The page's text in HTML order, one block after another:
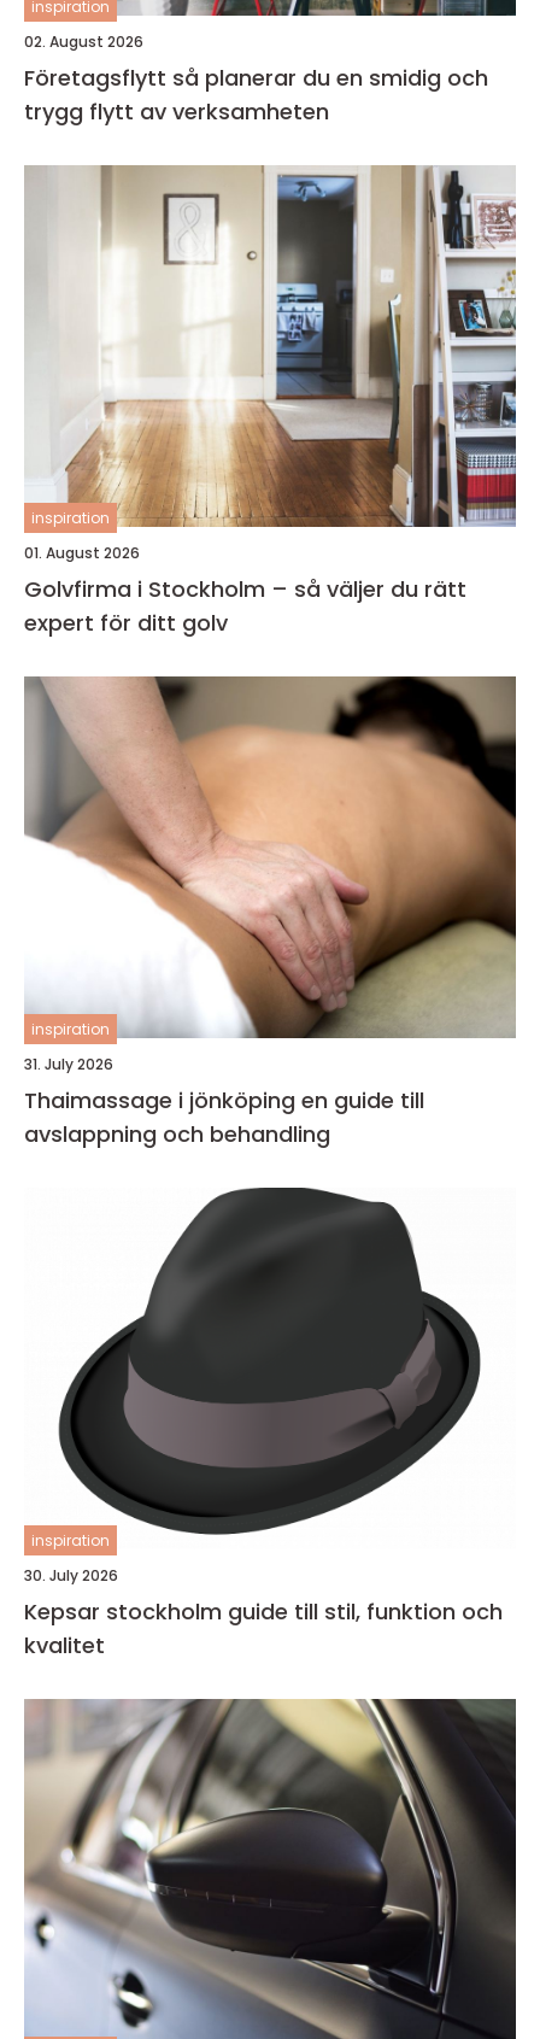
inspiration
02. August 2026
Företagsflytt så planerar du en smidig och
trygg flytt av verksamheten
inspiration
01. August 2026
Golvfirma i Stockholm – så väljer du rätt
expert för ditt golv
inspiration
31. July 2026
Thaimassage i jönköping en guide till
avslappning och behandling
inspiration
30. July 2026
Kepsar stockholm guide till stil, funktion och
kvalitet